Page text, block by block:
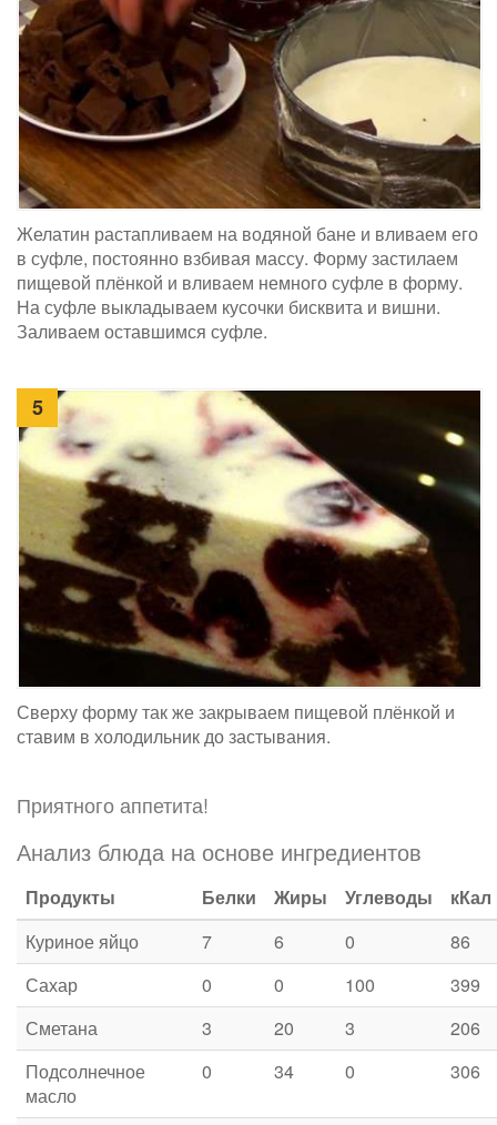
Желатин растапливаем на водяной бане и вливаем его
в суфле, постоянно взбивая массу. Форму застилаем
пищевой плёнкой и вливаем немного суфле в форму.
На суфле выкладываем кусочки бисквита и вишни.
Заливаем оставшимся суфле.
5
Сверху форму так же закрываем пищевой плёнкой и
ставим в холодильник до застывания.
Приятного аппетита!
Анализ блюда на основе ингредиентов
Продукты Белки Жиры Углеводы
кКал
Куриное яйцо
7 6 0
86
Сахар
0 0 100
399
Сметана
3 20 3
206
Подсолнечное
масло
0 34 0 306